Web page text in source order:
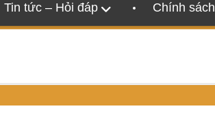
Tin tức – Hỏi đáp Chính sách